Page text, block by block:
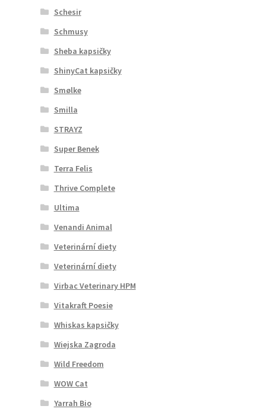
Schesir
Schmusy
Sheba kapsičky
ShinyCat kapsičky
Smølke
Smilla
STRAYZ
Super Benek
Terra Felis
Thrive Complete
Ultima
Venandi Animal
Veterinární diety
Veterinární diety
Virbac Veterinary HPM
Vitakraft Poesie
Whiskas kapsičky
Wiejska Zagroda
Wild Freedom
WOW Cat
Yarrah Bio